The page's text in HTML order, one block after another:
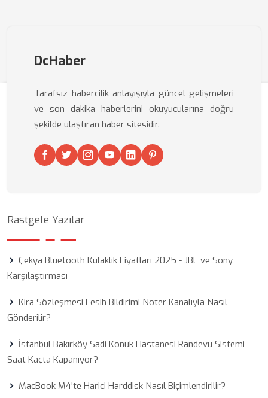
DcHaber
Tarafsız habercilik anlayışıyla güncel gelişmeleri
ve son dakika haberlerini okuyucularına doğru
şekilde ulaştıran haber sitesidir.
Rastgele Yazılar
Çekya Bluetooth Kulaklık Fiyatları 2025 - JBL ve Sony
Karşılaştırması
Kira Sözleşmesi Fesih Bildirimi Noter Kanalıyla Nasıl
Gönderilir?
İstanbul Bakırköy Sadi Konuk Hastanesi Randevu Sistemi
Saat Kaçta Kapanıyor?
MacBook M4'te Harici Harddisk Nasıl Biçimlendirilir?